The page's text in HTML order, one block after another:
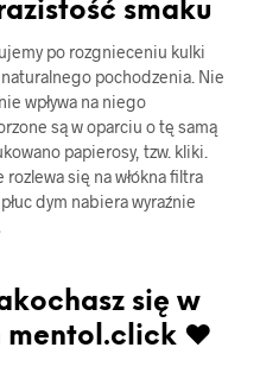
smaku
po rozgnieceniu kulki
pochodzenia. Nie
wpływa na niego
są w oparciu o tę samą
papierosy, tzw. kliki.
rozlewa się na włókna filtra
dym nabiera wyraźnie
się w
mentol.click ♥